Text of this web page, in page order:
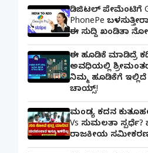
ಡಿಜಿಟಲ್ ಪೇಮೆಂಟಿಗೆ G
PhonePe
ಈ ಸುದ್ದಿ ಖಂಡಿತಾ
ಈ ಹೂಡಿಕೆ ಮಾಡಿದ್ರೆ
ಅವಧಿಯಲ್ಲಿ
ನಿಮ್ಮ ಹೂಡಿಕೆಗೆ
ಚಾಯ್ಸ್‌!
ಮಂಡ್ಯ ಕದನ
Vs ಸುಮಲತಾ
ರಾಜಕೀಯ